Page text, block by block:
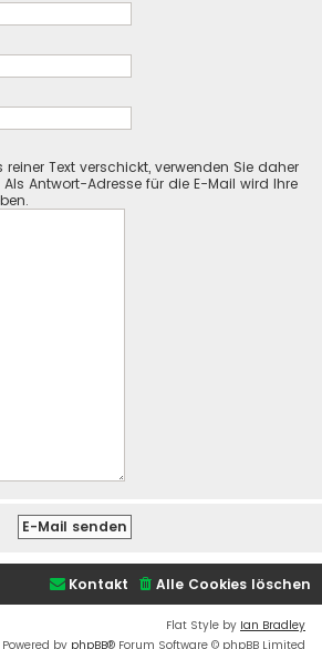
Text verschickt, verwenden Sie daher
Als Antwort-Adresse für die E-Mail wird Ihre
Alle Cookies löschen
Kontakt
Flat Style by Ian Bradley
Powered by phpBB® Forum Software © phpBB Limited